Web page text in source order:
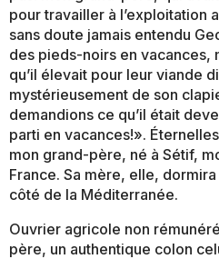
pour travailler à l’exploitation
sans doute jamais entendu
des pieds-noirs en vacances,
qu’il élevait pour leur viande
mystérieusement de son
demandions ce qu’il était
parti en vacances!».
mon grand-père, né à Sétif,
France. Sa mère, elle,
côté de la Méditerranée.
Ouvrier agricole non
père, un authentique colon